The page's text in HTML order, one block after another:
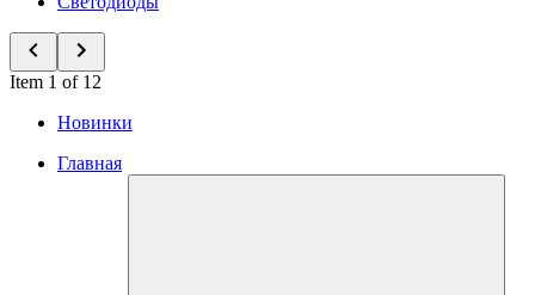
Item 1 of 12
Новинки
Главная